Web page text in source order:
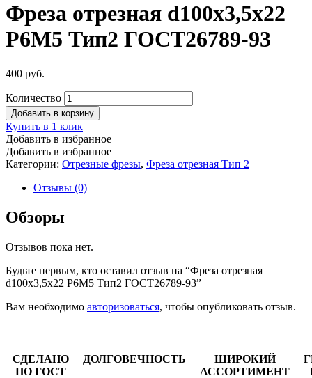
Фреза отрезная d100х3,5х22
Р6М5 Тип2 ГОСТ26789-93
400 руб.
Количество
Добавить в корзину
Купить в 1 клик
Добавить в избранное
Добавить в избранное
Категории: Отрезные фрезы, Фреза отрезная Тип 2
Отзывы (0)
Обзоры
Отзывов пока нет.
Будьте первым, кто оставил отзыв на “Фреза отрезная
d100х3,5х22 Р6М5 Тип2 ГОСТ26789-93”
Вам необходимо авторизоваться, чтобы опубликовать отзыв.
СДЕЛАНО
ПО ГОСТ
ДОЛГОВЕЧНОСТЬ
ШИРОКИЙ
АССОРТИМЕНТ